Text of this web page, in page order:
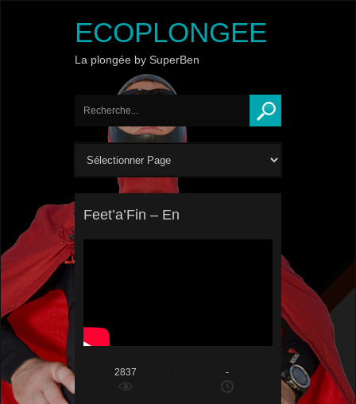
ECOPLONGEE
La plongée by SuperBen
Feet’a’Fin – En
2837 -